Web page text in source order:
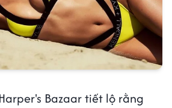
Bazaar tiết lộ rằng